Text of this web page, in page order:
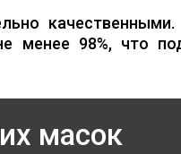
менее 98%, что
масок